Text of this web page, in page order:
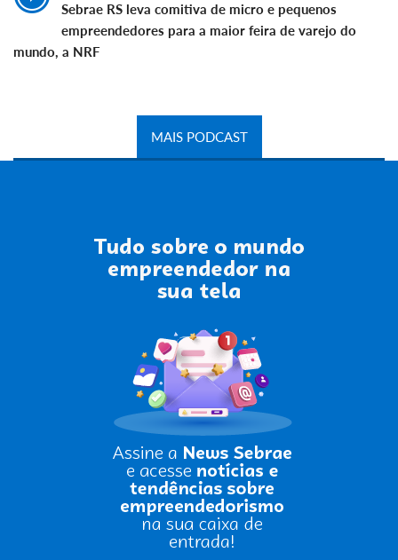
Sebrae RS leva comitiva de micro e pequenos
empreendedores para a maior feira de varejo do
mundo, a NRF
MAIS PODCAST